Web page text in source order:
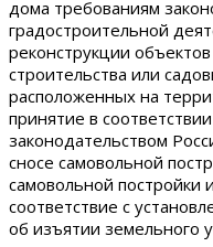
дома требованиям
градостроительной
реконструкции
строительства или
расположенных на
принятие в
законодательством
сносе самовольной
самовольной постройки
соответствие с
об изъятии земельного